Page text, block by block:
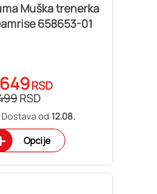
Muška trenerka
658653-01
RSD
RSD
Dostava od 12.08.
Opcije